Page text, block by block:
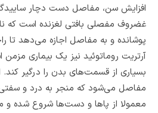
افزایش سن، مفاصل دست دچار
غضروف مفصلی بافتی لغزنده است که
پوشانده و به مفاصل اجازه می‌دهد تا
آرتریت روماتوئید نیز یک بیماری
بسیاری از قسمت‌های بدن را درگیر کند.
مفاصل می‌شود که منجر به درد و
معمولا از پاها و دست‌ها شروع شده